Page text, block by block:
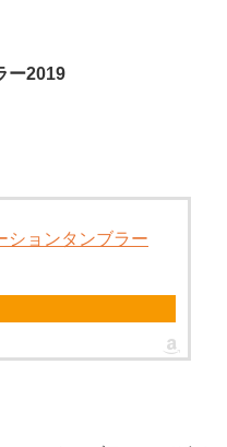
ー2019
ションタンブラー